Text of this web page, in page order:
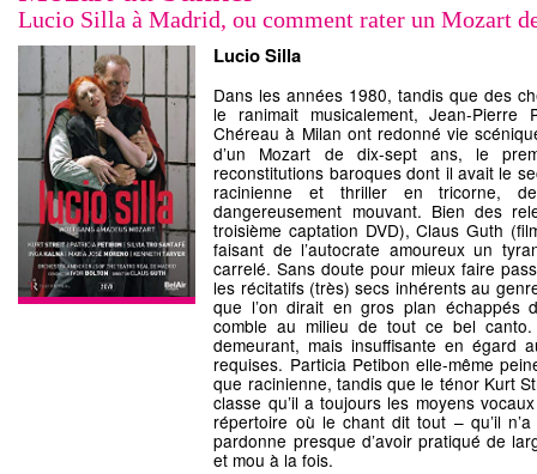
Lucio Silla à Madrid, ou comment rater un Mozart
Lucio Silla
Dans les années 1980, tandis que des
le ranimait musicalement, Jean-
Chéreau à Milan ont redonné vie
d’un Mozart de dix-sept ans, le
reconstitutions baroques dont il avait le
racinienne et thriller en tricorne,
dangereusement mouvant. Bien des
troisième captation DVD), Claus Guth
faisant de l’autocrate amoureux un
carrelé. Sans doute pour mieux faire
les récitatifs (très) secs inhérents au
que l’on dirait en gros plan échappés
comble au milieu de tout ce bel
demeurant, mais insuffisante en égard
requises. Particia Petibon elle-même
que racinienne, tandis que le ténor Kurt
classe qu’il a toujours les moyens
répertoire où le chant dit tout – qu’il
pardonne presque d’avoir pratiqué de
et mou à la fois.